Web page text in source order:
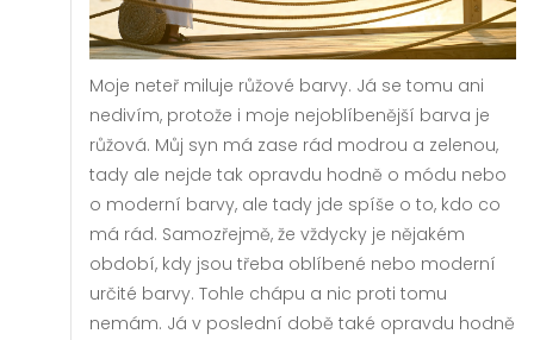
Moje neteř miluje růžové barvy. Já se tomu ani
nedivím, protože i moje nejoblíbenější barva je
růžová. Můj syn má zase rád modrou a zelenou,
tady ale nejde tak opravdu hodně o módu nebo
o moderní barvy, ale tady jde spíše o to, kdo co
má rád. Samozřejmě, že vždycky je nějakém
období, kdy jsou třeba oblíbené nebo moderní
určité barvy. Tohle chápu a nic proti tomu
nemám. Já v poslední době také opravdu hodně